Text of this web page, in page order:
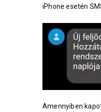
iPhone esetén
Amennyiben